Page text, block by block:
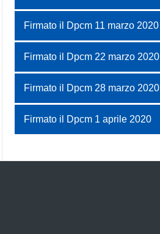
Firmato il Dpcm 11 marzo 2020
Firmato il Dpcm 22 marzo 2020
Firmato il Dpcm 28 marzo 2020
Firmato il Dpcm 1 aprile 2020